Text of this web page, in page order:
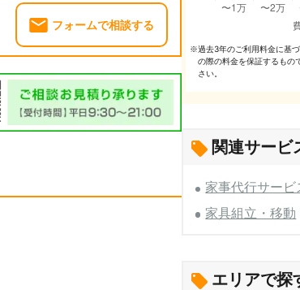
フォームで相談する
※過去3年のご利⽤料⾦に基
の際の料⾦を保証するもの
さい。
関連サービ
家事代行サービ
家具組立・移動
エリアで探